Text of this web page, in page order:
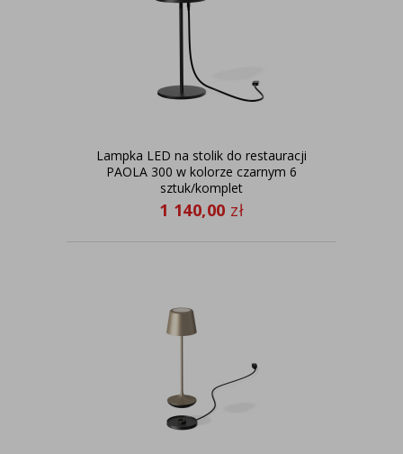
Lampka LED na stolik do restauracji
PAOLA 300 w kolorze czarnym 6
sztuk/komplet
1 140,00 zł